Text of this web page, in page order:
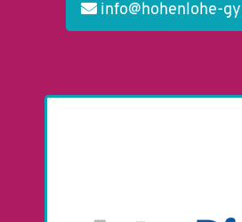
info@hohenlohe-